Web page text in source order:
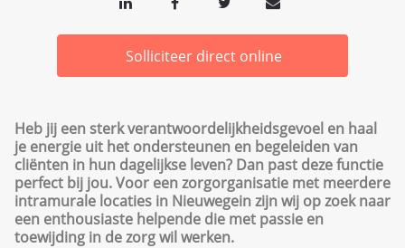
Solliciteer direct online
Heb jij een sterk verantwoordelijkheidsgevoel en haal
je energie uit het ondersteunen en begeleiden van
cliënten in hun dagelijkse leven? Dan past deze functie
perfect bij jou. Voor een zorgorganisatie met meerdere
intramurale locaties in Nieuwegein zijn wij op zoek naar
een enthousiaste helpende die met passie en
toewijding in de zorg wil werken.